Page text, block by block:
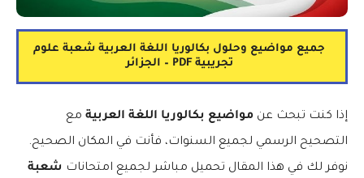
جميع مواضيع وحلول بكالوريا اللغة العربية شعبة علوم
تجريبية PDF – الجزائر
إذا كنت تبحث عن مواضيع بكالوريا اللغة العربية مع
التصحيح الرسمي لجميع السنوات، فأنت في المكان الصحيح.
نوفر لك في هذا المقال تحميل مباشر لجميع امتحانات شعبة